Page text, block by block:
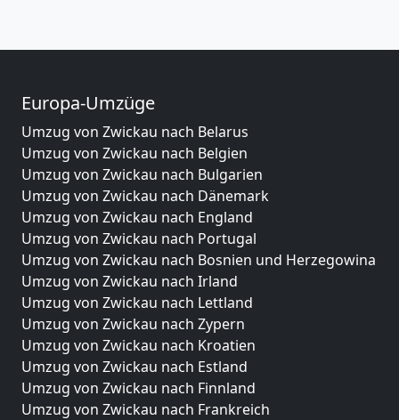
Europa-Umzüge
Umzug von Zwickau nach Belarus
Umzug von Zwickau nach Belgien
Umzug von Zwickau nach Bulgarien
Umzug von Zwickau nach Dänemark
Umzug von Zwickau nach England
Umzug von Zwickau nach Portugal
Umzug von Zwickau nach Bosnien und Herzegowina
Umzug von Zwickau nach Irland
Umzug von Zwickau nach Lettland
Umzug von Zwickau nach Zypern
Umzug von Zwickau nach Kroatien
Umzug von Zwickau nach Estland
Umzug von Zwickau nach Finnland
Umzug von Zwickau nach Frankreich